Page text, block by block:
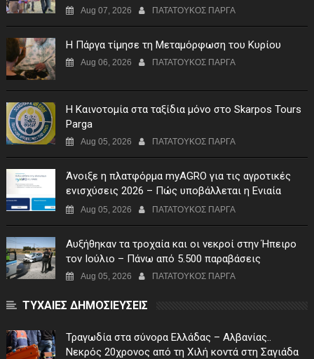
Aug 07, 2026 ΠΑΤΑΤΟΥΚΟΣ ΠΑΡΓΑ
Η Πάργα τίμησε τη Μεταμόρφωση του Κυρίου
Aug 06, 2026 ΠΑΤΑΤΟΥΚΟΣ ΠΑΡΓΑ
Η Καινοτομία στα ταξίδια μόνο στο Skarpos Tours
Parga
Aug 05, 2026 ΠΑΤΑΤΟΥΚΟΣ ΠΑΡΓΑ
Άνοιξε η πλατφόρμα myAGRO για τις αγροτικές
ενισχύσεις 2026 – Πώς υποβάλλεται η Ενιαία
Αίτηση Ενίσχυσης
Aug 05, 2026 ΠΑΤΑΤΟΥΚΟΣ ΠΑΡΓΑ
Αυξήθηκαν τα τροχαία και οι νεκροί στην Ήπειρο
τον Ιούλιο – Πάνω από 5.500 παραβάσεις
Aug 05, 2026 ΠΑΤΑΤΟΥΚΟΣ ΠΑΡΓΑ
ΤΥΧΑΙΕΣ ΔΗΜΟΣΙΕΥΣΕΙΣ
Τραγωδία στα σύνορα Ελλάδας – Αλβανίας..
Νεκρός 20χρονος από τη Χιλή κοντά στη Σαγιάδα